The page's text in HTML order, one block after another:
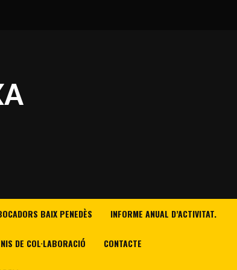
BAIX PENEDÈS INFORME ANUAL D’ACTIVITAT.
DE COL·LABORACIÓ CONTACTE